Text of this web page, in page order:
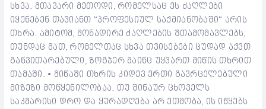
სხვა. მთავარი მეთოდი, რომელსაც ეს ძაღლები
იყენებენ თავიანთ “პროფესიულ საქმიანობაში“ არის
თხრა. ამიტომ, მონადირე ძაღლების შთამომავლებს,
თუნდაც მათ, რომელთაც სხვა თვისებები ცუდად აქვთ
განვითარებული, ზოგჯერ მაინც უყვართ მიწის თხრით
თამაში. • მიწაში თხრის კიდევ ერთი გავრცელებული
მიზეზი მოწყენილობაა. თუ შინაურ ცხოველს
საკმარისი დრო და ყურადღება არ ეთმობა, ის იწყებს